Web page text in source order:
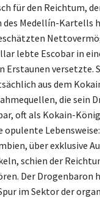
für den Reichtum,
des Medellín-Kartells
lebte Escobar in
Erstaunen versetzte.
aus dem
die sein
oft als Kokain-
opulente
über exklusive
schien der
Der Drogenbaron
im Sektor der